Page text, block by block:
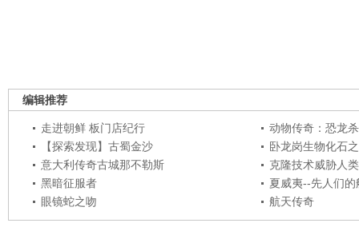
编辑推荐
走进朝鲜 板门店纪行
动物传奇：恐龙
【探索发现】古蜀金沙
卧龙岗生物化石
意大利传奇古城那不勒斯
克隆技术威胁人
黑暗征服者
夏威夷--先人们的
眼镜蛇之吻
航天传奇